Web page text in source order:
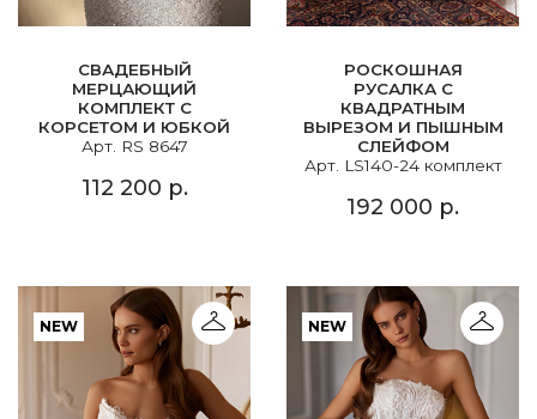
СВАДЕБНЫЙ
МЕРЦАЮЩИЙ
КОМПЛЕКТ С
КОРСЕТОМ И ЮБКОЙ
Арт. RS 8647
112 200 р.
РОСКОШНАЯ
РУСАЛКА С
КВАДРАТНЫМ
ВЫРЕЗОМ И ПЫШНЫМ
СЛЕЙФОМ
Арт. LS140-24 комплект
192 000 р.
NEW NEW